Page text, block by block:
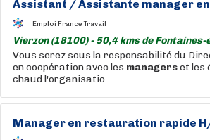
Assistant / Assistante manager en
Emploi France Travail
Vierzon (18100) - 50,4 kms de Fontaines-
Vous serez sous la responsabilité du
en coopération avec les managerset les
chaud l'organisatio...
Manager en restauration rapide